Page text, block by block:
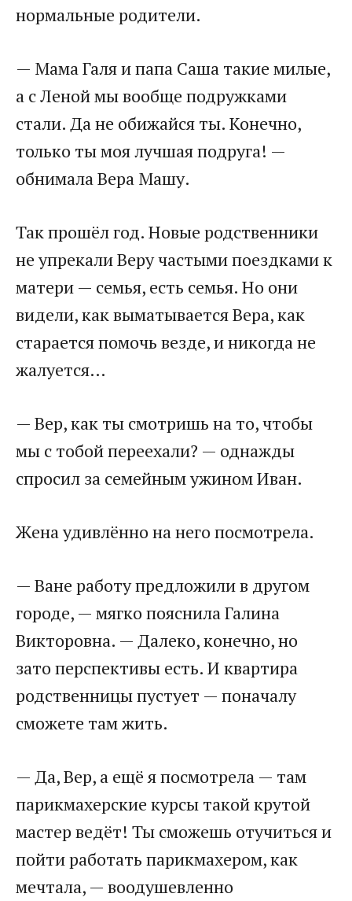
нормальные родители.​
​— Мама Галя и папа Саша такие милые,
а с Леной мы вообще подружками
стали. Да не обижайся ты. Конечно,
только ты моя лучшая подруга! —
обнимала Вера Машу.​
​Так прошёл год. Новые родственники
не упрекали Веру частыми поездками к
матери — семья, есть семья. Но они
видели, как выматывается Вера, как
старается помочь везде, и никогда не
жалуется…​
​— Вер, как ты смотришь на то, чтобы
мы с тобой переехали? — однажды
спросил за семейным ужином Иван.​
​Жена удивлённо на него посмотрела.​
​— Ване работу предложили в другом
городе, — мягко пояснила Галина
Викторовна. — Далеко, конечно, но
зато перспективы есть. И квартира
родственницы пустует — поначалу
сможете там жить.​
​— Да, Вер, а ещё я посмотрела — там
парикмахерские курсы такой крутой
мастер ведёт! Ты сможешь отучиться и
пойти работать парикмахером, как
мечтала, — воодушевленно